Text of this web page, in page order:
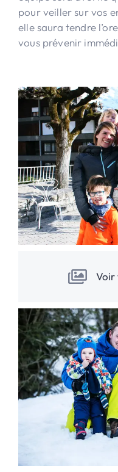
pour veiller sur vos
elle saura tendre
vous prévenir
Voir